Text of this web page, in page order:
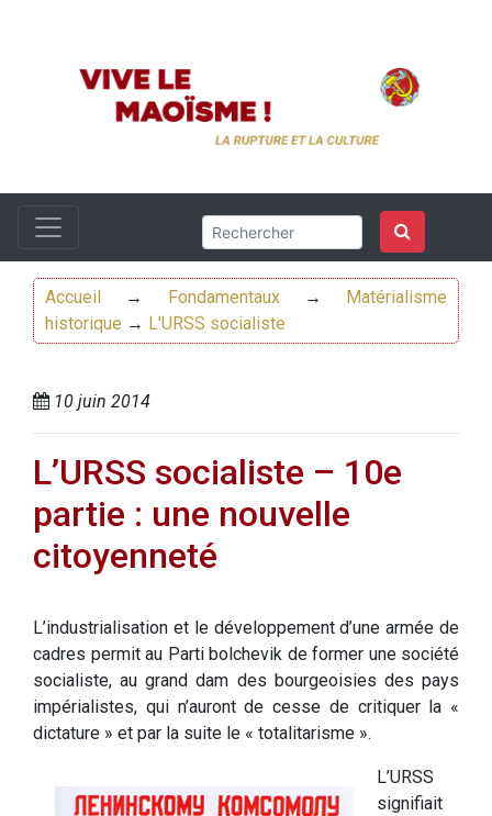
Accueil → Fondamentaux→
Matérialisme
historique → L'URSS socialiste
10 juin 2014
L’URSS socialiste – 10e
partie : une nouvelle
citoyenneté
L’industrialisation et le développement d’une armée de
cadres permit au Parti bolchevik de former une société
socialiste, au grand dam des bourgeoisies des pays
impérialistes, qui n’auront de cesse de critiquer la «
dictature » et par la suite le « totalitarisme ».
L’URSS
signifiait